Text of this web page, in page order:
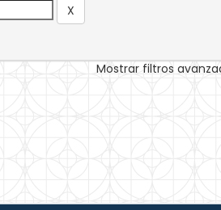
Mostrar filtros